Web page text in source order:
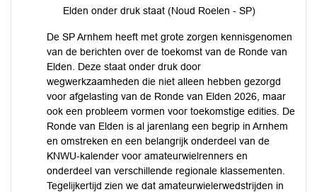
Elden onder druk staat (Noud Roelen - SP)
De SP Arnhem heeft met grote zorgen kennisgenomen
van de berichten over de toekomst van de Ronde van
Elden. Deze staat onder druk door
wegwerkzaamheden die niet alleen hebben gezorgd
voor afgelasting van de Ronde van Elden 2026, maar
ook een probleem vormen voor toekomstige edities. De
Ronde van Elden is al jarenlang een begrip in Arnhem
en omstreken en een belangrijk onderdeel van de
KNWU-kalender voor amateurwielrenners en
onderdeel van verschillende regionale klassementen.
Tegelijkertijd zien we dat amateurwielerwedstrijden in